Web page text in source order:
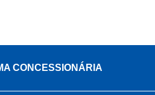
CONCESSIONÁRIA